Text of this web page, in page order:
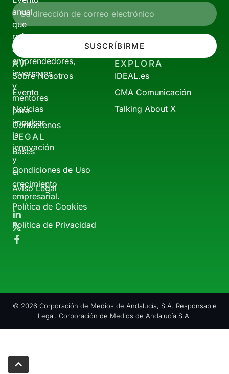
anual
que
reúne
a
emprendedores,
inversores
y
mentores
para
impulsar
la
innovación
y
el
crecimiento
empresarial.
SUSCRÍBIRME
AV
Sobre Nosotros
Evento
Noticias
Contáctenos
EXPLORA
IDEAL.es
CMA Comunicación
Talking About X
LEGAL
Bases
Condiciones de Uso
Aviso Legal
Política de Cookies
Política de Privacidad
© 2026 Corporación de Medios de Andalucía, S.A. Responsable
Legal. Corporación de Medios de Andalucía S.A.